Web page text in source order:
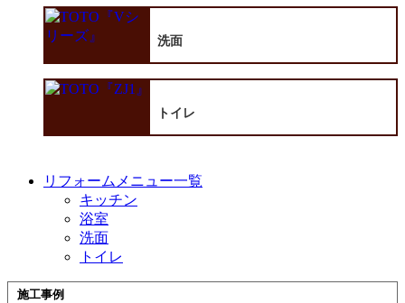
洗面
トイレ
リフォームメニュー一覧
キッチン
浴室
洗面
トイレ
施工事例